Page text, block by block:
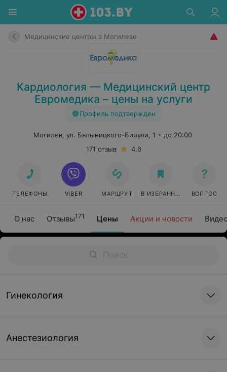
Медицинские центры в Могилеве
Кардиология — Медицинский центр
Евромедика – цены на услуги
Профиль подтвержден
О нас Отзывы171 Цены Акции и новости
Могилев, ул. Бялыницкого-Бирули, 1
до 20:00
171 отзыв
4.6
ТЕЛЕФОНЫ VIBER МАРШРУТ В ИЗБРАННОЕ ВОПРОС
Гинекология
Анестезиология